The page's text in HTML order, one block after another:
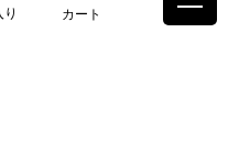
カート